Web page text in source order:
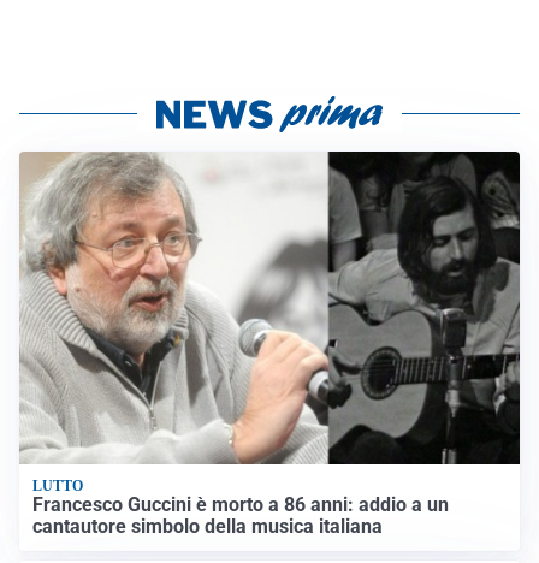
LUTTO
Francesco Guccini è morto a 86 anni: addio a un
cantautore simbolo della musica italiana